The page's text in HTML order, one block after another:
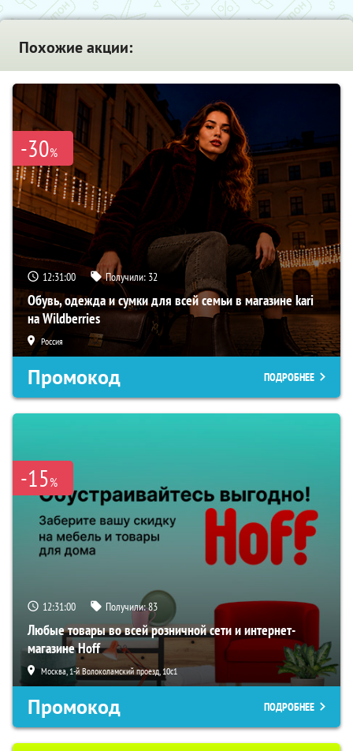
Похожие акции:
-30%
12:30:59 Получили: 32
Обувь, одежда и сумки для всей семьи в магазине kari
на Wildberries
Россия
Промокод ПОДРОБНЕЕ
-15%
12:30:59 Получили:83
Любые товары во всей розничной сети и интернет-
магазине Hoff
Москва, 1-й Волоколамский проезд, 10с1
Промокод ПОДРОБНЕЕ